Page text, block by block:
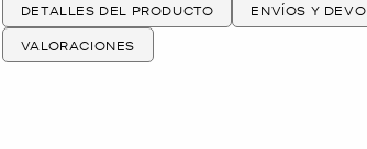
DETALLES DEL PRODUCTO
ENVÍOS Y
VALORACIONES